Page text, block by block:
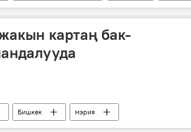
картаң бак-
Бишкек мэрия